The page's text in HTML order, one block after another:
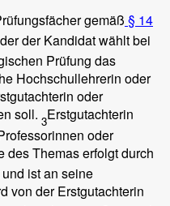
gemäß § 14
der Kandidat wählt bei
Prüfung das
Hochschullehrerin oder
oder
soll. 3Erstgutachterin
oder
des Themas erfolgt durch
ist an seine
von der Erstgutachterin